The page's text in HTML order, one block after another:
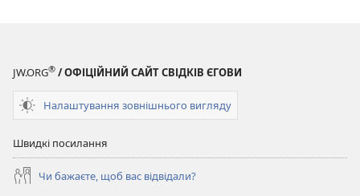
JW.ORG® / ОФІЦІЙНИЙ САЙТ СВІДКІВ ЄГОВИ
Налаштування зовнішнього вигляду
Швидкі посилання
Чи бажаєте, щоб вас відвідали?